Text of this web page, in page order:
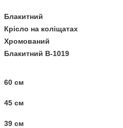
Блакитний
Крісло на коліщатах
Хромований
Блакитний B-1019
60 см
45 см
39 см